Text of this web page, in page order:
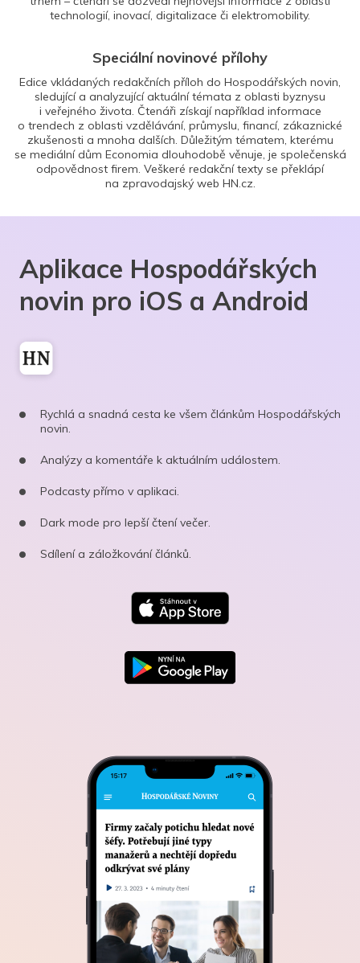
technologií, inovací, digitalizace či elektromobility.
Speciální novinové přílohy
Edice vkládaných redakčních příloh do Hospodářských novin,
sledující a analyzující aktuální témata z oblasti byznysu
i veřejného života. Čtenáři získají například informace
o trendech z oblasti vzdělávání, průmyslu, financí, zákaznické
zkušenosti a mnoha dalších. Důležitým tématem, kterému
se mediální dům Economia dlouhodobě věnuje, je společenská
odpovědnost firem. Veškeré redakční texty se překlápí
na zpravodajský web HN.cz.
Aplikace Hospodářských
novin pro iOS a Android
Rychlá a snadná cesta ke všem článkům Hospodářských
novin.
Analýzy a komentáře k aktuálním událostem.
Podcasty přímo v aplikaci.
Dark mode pro lepší čtení večer.
Sdílení a záložkování článků.